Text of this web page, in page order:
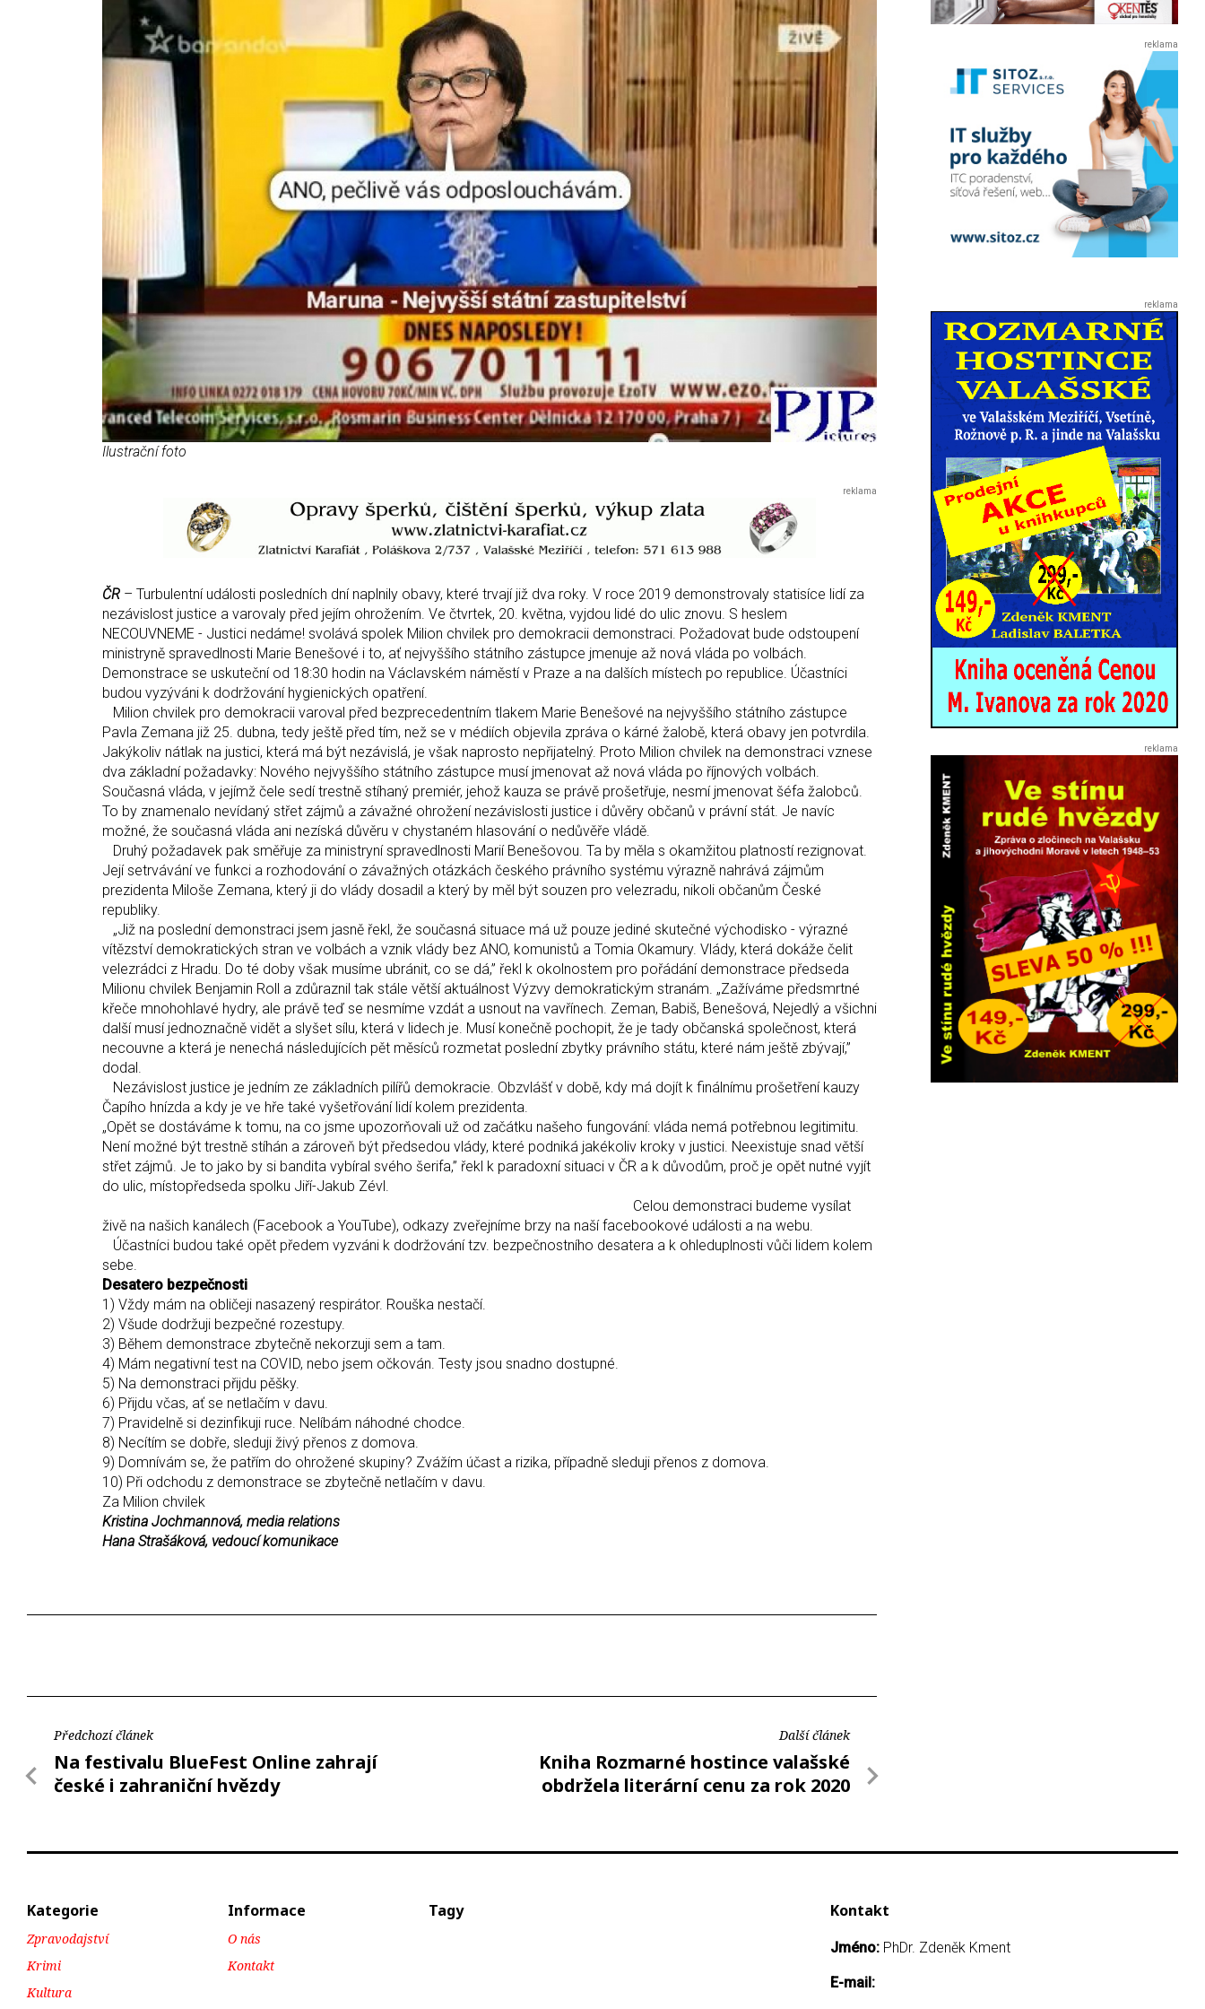
Ilustrační foto
ČR – Turbulentní události posledních dní naplnily obavy, které trvají již dva roky. V roce 2019 demonstrovaly statisíce lidí za
nezávislost justice a varovaly před jejím ohrožením. Ve čtvrtek, 20. května, vyjdou lidé do ulic znovu. S heslem
NECOUVNEME - Justici nedáme! svolává spolek Milion chvilek pro demokracii demonstraci. Požadovat bude odstoupení
ministryně spravedlnosti Marie Benešové i to, ať nejvyššího státního zástupce jmenuje až nová vláda po volbách.
Demonstrace se uskuteční od 18:30 hodin na Václavském náměstí v Praze a na dalších místech po republice. Účastníci
budou vyzýváni k dodržování hygienických opatření.
Milion chvilek pro demokracii varoval před bezprecedentním tlakem Marie Benešové na nejvyššího státního zástupce
Pavla Zemana již 25. dubna, tedy ještě před tím, než se v médiích objevila zpráva o kárné žalobě, která obavy jen potvrdila.
Jakýkoliv nátlak na justici, která má být nezávislá, je však naprosto nepřijatelný. Proto Milion chvilek na demonstraci vznese
dva základní požadavky: Nového nejvyššího státního zástupce musí jmenovat až nová vláda po říjnových volbách.
Současná vláda, v jejímž čele sedí trestně stíhaný premiér, jehož kauza se právě prošetřuje, nesmí jmenovat šéfa žalobců.
To by znamenalo nevídaný střet zájmů a závažné ohrožení nezávislosti justice i důvěry občanů v právní stát. Je navíc
možné, že současná vláda ani nezíská důvěru v chystaném hlasování o nedůvěře vládě.
Druhý požadavek pak směřuje za ministryní spravedlnosti Marií Benešovou. Ta by měla s okamžitou platností rezignovat.
Její setrvávání ve funkci a rozhodování o závažných otázkách českého právního systému výrazně nahrává zájmům
prezidenta Miloše Zemana, který ji do vlády dosadil a který by měl být souzen pro velezradu, nikoli občanům České
republiky.
„Již na poslední demonstraci jsem jasně řekl, že současná situace má už pouze jediné skutečné východisko - výrazné
vítězství demokratických stran ve volbách a vznik vlády bez ANO, komunistů a Tomia Okamury. Vlády, která dokáže čelit
velezrádci z Hradu. Do té doby však musíme ubránit, co se dá,” řekl k okolnostem pro pořádání demonstrace předseda
Milionu chvilek Benjamin Roll a zdůraznil tak stále větší aktuálnost Výzvy demokratickým stranám. „Zažíváme předsmrtné
křeče mnohohlavé hydry, ale právě teď se nesmíme vzdát a usnout na vavřínech. Zeman, Babiš, Benešová, Nejedlý a všichni
další musí jednoznačně vidět a slyšet sílu, která v lidech je. Musí konečně pochopit, že je tady občanská společnost, která
necouvne a která je nenechá následujících pět měsíců rozmetat poslední zbytky právního státu, které nám ještě zbývají,”
dodal.
Nezávislost justice je jedním ze základních pilířů demokracie. Obzvlášť v době, kdy má dojít k finálnímu prošetření kauzy
Čapího hnízda a kdy je ve hře také vyšetřování lidí kolem prezidenta.
„Opět se dostáváme k tomu, na co jsme upozorňovali už od začátku našeho fungování: vláda nemá potřebnou legitimitu.
Není možné být trestně stíhán a zároveň být předsedou vlády, které podniká jakékoliv kroky v justici. Neexistuje snad větší
střet zájmů. Je to jako by si bandita vybíral svého šerifa,” řekl k paradoxní situaci v ČR a k důvodům, proč je opět nutné vyjít
do ulic, místopředseda spolku Jiří-Jakub Zévl.
Celou demonstraci budeme vysílat
živě na našich kanálech (Facebook a YouTube), odkazy zveřejníme brzy na naší facebookové události a na webu.
Účastníci budou také opět předem vyzváni k dodržování tzv. bezpečnostního desatera a k ohleduplnosti vůči lidem kolem
sebe.
Desatero bezpečnosti
1) Vždy mám na obličeji nasazený respirátor. Rouška nestačí.
2) Všude dodržuji bezpečné rozestupy.
3) Během demonstrace zbytečně nekorzuji sem a tam.
4) Mám negativní test na COVID, nebo jsem očkován. Testy jsou snadno dostupné.
5) Na demonstraci přijdu pěšky.
6) Přijdu včas, ať se netlačím v davu.
7) Pravidelně si dezinfikuji ruce. Nelíbám náhodné chodce.
8) Necítím se dobře, sleduji živý přenos z domova.
9) Domnívám se, že patřím do ohrožené skupiny? Zvážím účast a rizika, případně sleduji přenos z domova.
10) Při odchodu z demonstrace se zbytečně netlačím v davu.
Za Milion chvilek
Kristina Jochmannová, media relations
Hana Strašáková, vedoucí komunikace
Předchozí článek
Na festivalu BlueFest Online zahrají
české i zahraniční hvězdy
Další článek
Kniha Rozmarné hostince valašské
obdržela literární cenu za rok 2020
Kontakt
Jméno: PhDr. Zdeněk Kment
E-mail:
Tagy
Kategorie
Zpravodajství
Krimi
Kultura
Informace
O nás
Kontakt